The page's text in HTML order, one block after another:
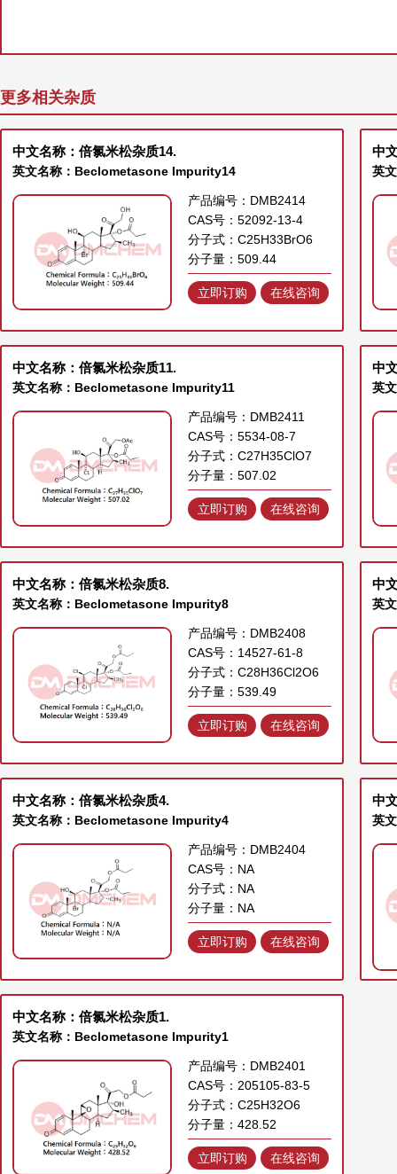
更多相关杂质
中文名称：倍氯米松杂质14.
英文名称：Beclometasone Impurity14
产品编号：DMB2414
CAS号：52092-13-4
分子式：C25H33BrO6
分子量：509.44
立即订购 在线咨询
中
英
中文名称：倍氯米松杂质11.
英文名称：Beclometasone Impurity11
产品编号：DMB2411
CAS号：5534-08-7
分子式：C27H35ClO7
分子量：507.02
立即订购 在线咨询
中
英
中文名称：倍氯米松杂质8.
英文名称：Beclometasone Impurity8
产品编号：DMB2408
CAS号：14527-61-8
分子式：C28H36Cl2O6
分子量：539.49
立即订购 在线咨询
中
英
中文名称：倍氯米松杂质4.
英文名称：Beclometasone Impurity4
产品编号：DMB2404
CAS号：NA
分子式：NA
分子量：NA
立即订购 在线咨询
中
英
中文名称：倍氯米松杂质1.
英文名称：Beclometasone Impurity1
产品编号：DMB2401
CAS号：205105-83-5
分子式：C25H32O6
分子量：428.52
立即订购 在线咨询